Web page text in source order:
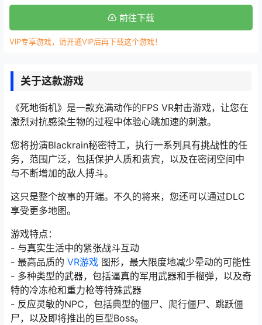
前往下载
VIP专享游戏，请开通VIP后再下载这个游戏！
关于这款游戏
《死地街机》是一款充满动作的FPS VR射击游戏，让您在
激烈对抗感染生物的过程中体验心跳加速的刺激。
您将扮演Blackrain秘密特工，执行一系列具有挑战性的任
务，范围广泛，包括保护人质和贵宾，以及在密闭空间中
与不断增加的敌人搏斗。
这只是整个故事的开端。不久的将来，您还可以通过DLC
享受更多地图。
游戏特点：
- 与真实生活中的紧张战斗互动
- 最高品质的 VR游戏 图形，最大限度地减少晕动的可能性
- 多种类型的武器，包括逼真的军用武器和手榴弹，以及奇
特的冷冻枪和重力枪等特殊武器
- 反应灵敏的NPC，包括典型的僵尸、爬行僵尸、跳跃僵
尸，以及即将推出的巨型Boss。